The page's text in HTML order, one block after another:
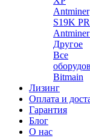
Antminer
S19K
Antminer
Другое
Все
Bitmain
Лизинг
Оплата и
Гарантия
Блог
О нас